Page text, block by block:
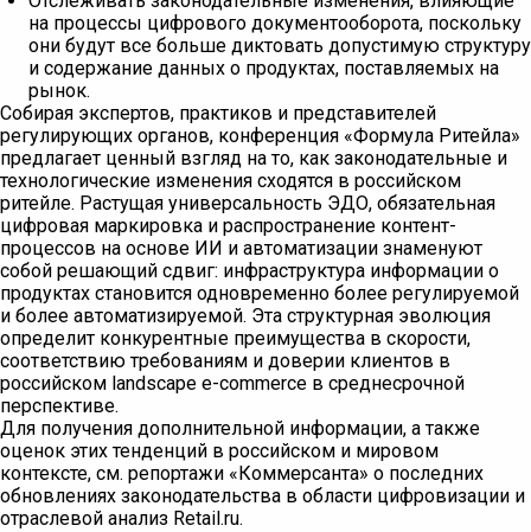
на процессы цифрового документооборота, поскольку
они будут все больше диктовать допустимую структуру
и содержание данных о продуктах, поставляемых на
рынок.
Собирая экспертов, практиков и представителей
регулирующих органов, конференция «Формула Ритейла»
предлагает ценный взгляд на то, как законодательные и
технологические изменения сходятся в российском
ритейле. Растущая универсальность ЭДО, обязательная
цифровая маркировка и распространение контент-
процессов на основе ИИ и автоматизации знаменуют
собой решающий сдвиг: инфраструктура информации о
продуктах становится одновременно более регулируемой
и более автоматизируемой. Эта структурная эволюция
определит конкурентные преимущества в скорости,
соответствию требованиям и доверии клиентов в
российском landscape e-commerce в среднесрочной
перспективе.
Для получения дополнительной информации, а также
оценок этих тенденций в российском и мировом
контексте, см. репортажи «Коммерсанта» о последних
обновлениях законодательства в области цифровизации и
отраслевой анализ Retail.ru.